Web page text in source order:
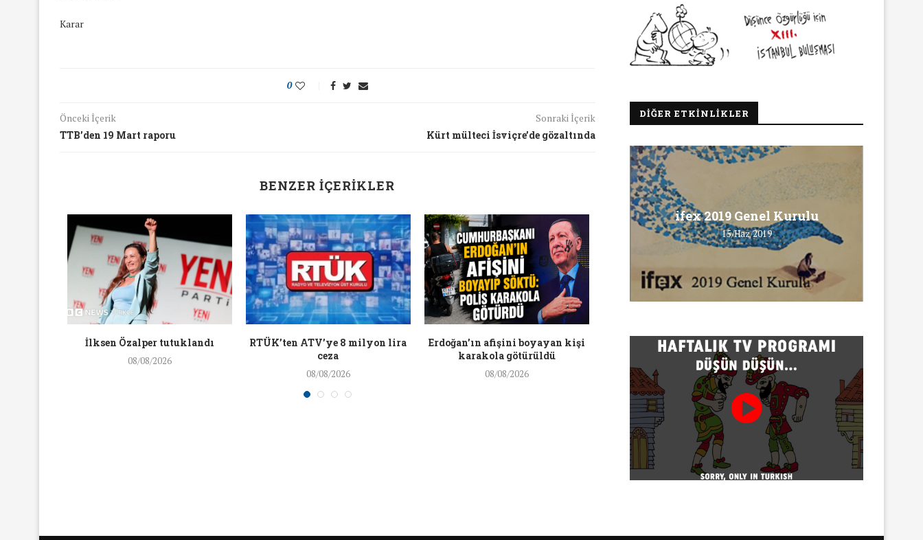
Karar
0
Önceki İçerik
TTB’den 19 Mart raporu
Sonraki İçerik
Kürt mülteci İsviçre’de gözaltında
BENZER İÇERIKLER
İlksen Özalper tutuklandı
08/08/2026
RTÜK’ten ATV’ye 8 milyon lira
ceza
08/08/2026
Erdoğan’ın afişini boyayan kişi
karakola götürüldü
08/08/2026
Menderes Belediye Başkanı
İlkay Çiçek tutuklandı
07/08/2026
Adana’da servisçilerin
polis müdahalesi
07/08/2026
DIĞER ETKINLIKLER
Konuştuk
Konuştuk
19/Mar/2018
Konuştuk
26/Şub/2018
ifex 2019 Genel Kurulu
15/Haz/2019